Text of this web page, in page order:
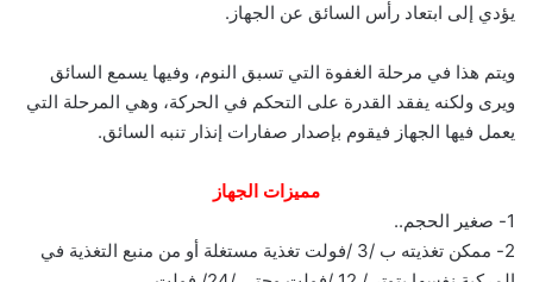
يؤدي إلى ابتعاد رأس السائق عن الجهاز.
ويتم هذا في مرحلة الغفوة التي تسبق النوم، وفيها يسمع السائق
ويرى ولكنه يفقد القدرة على التحكم في الحركة، وهي المرحلة التي
يعمل فيها الجهاز فيقوم بإصدار صفارات إنذار تنبه السائق.
مميزات الجهاز
1- صغير الحجم..
2- ممكن تغذيته ب /3 /فولت تغذية مستغلة أو من منبع التغذية في